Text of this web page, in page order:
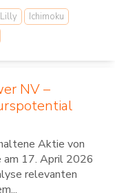
Ichimoku
NV –
Aktie von
17. April 2026
relevanten